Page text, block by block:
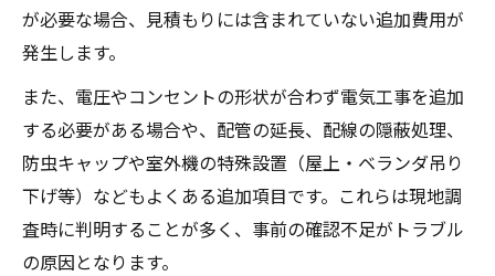
が必要な場合、見積もりには含まれていない追加費用が
発生します。
また、電圧やコンセントの形状が合わず電気工事を追加
する必要がある場合や、配管の延長、配線の隠蔽処理、
防虫キャップや室外機の特殊設置（屋上・ベランダ吊り
下げ等）などもよくある追加項目です。これらは現地調
査時に判明することが多く、事前の確認不足がトラブル
の原因となります。